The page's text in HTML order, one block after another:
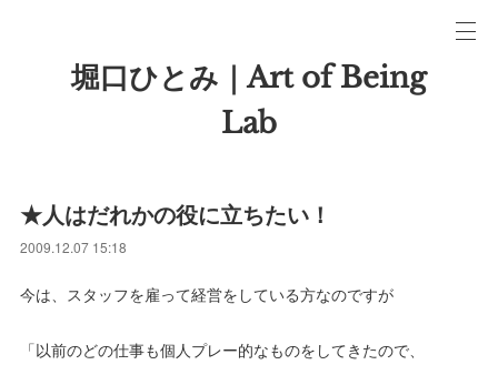
堀口ひとみ｜Art of Being
Lab
★人はだれかの役に立ちたい！
2009.12.07 15:18
今は、スタッフを雇って経営をしている方なのですが
「以前のどの仕事も個人プレー的なものをしてきたので、